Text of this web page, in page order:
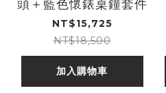
頭＋藍色懷錶桌鐘套件
NT$15,725
NT$18,500
加入購物車